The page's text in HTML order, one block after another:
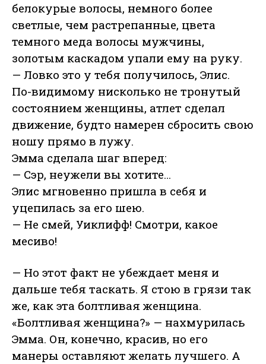
белокурые волосы, немного более
светлые, чем растрепанные, цвета
темного меда волосы мужчины,
золотым каскадом упали ему на руку.
— Ловко это у тебя получилось, Элис.
По-видимому нисколько не тронутый
состоянием женщины, атлет сделал
движение, будто намерен сбросить свою
ношу прямо в лужу.
Эмма сделала шаг вперед:
— Сэр, неужели вы хотите…
Элис мгновенно пришла в себя и
уцепилась за его шею.
— Не смей, Уиклифф! Смотри, какое
месиво!
— Но этот факт не убеждает меня и
дальше тебя таскать. Я стою в грязи так
же, как эта болтливая женщина.
«Болтливая женщина?» — нахмурилась
Эмма. Он, конечно, красив, но его
манеры оставляют желать лучшего. А